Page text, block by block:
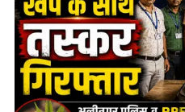
साथ
पुलिस
ने
दबोचा